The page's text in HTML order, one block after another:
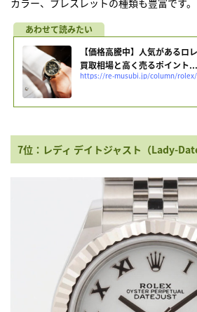
【価格高騰中】人気があるロ
買取相場と高く売るポイント...
https://re-musubi.jp/column/
7位：レディ デイトジャスト（Lady-